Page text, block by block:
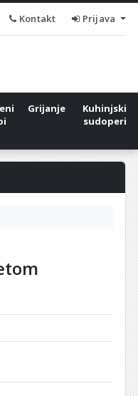
Kontakt Prijava
Grijanje
Kuhinjski
sudoperi